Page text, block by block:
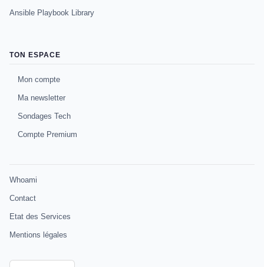
Ansible Playbook Library
TON ESPACE
Mon compte
Ma newsletter
Sondages Tech
Compte Premium
Whoami
Contact
Etat des Services
Mentions légales